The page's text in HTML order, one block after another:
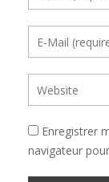
Enregistrer
navigateur